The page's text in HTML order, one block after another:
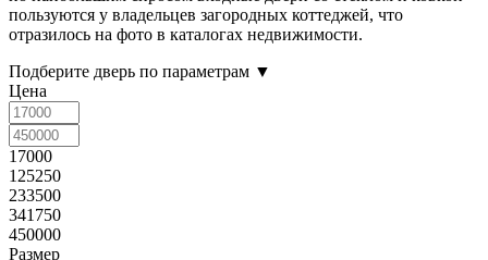
пользуются у владельцев загородных коттеджей, что
отразилось на фото в каталогах недвижимости.
Подберите дверь по параметрам ▼
Цена
17000
125250
233500
341750
450000
Размер